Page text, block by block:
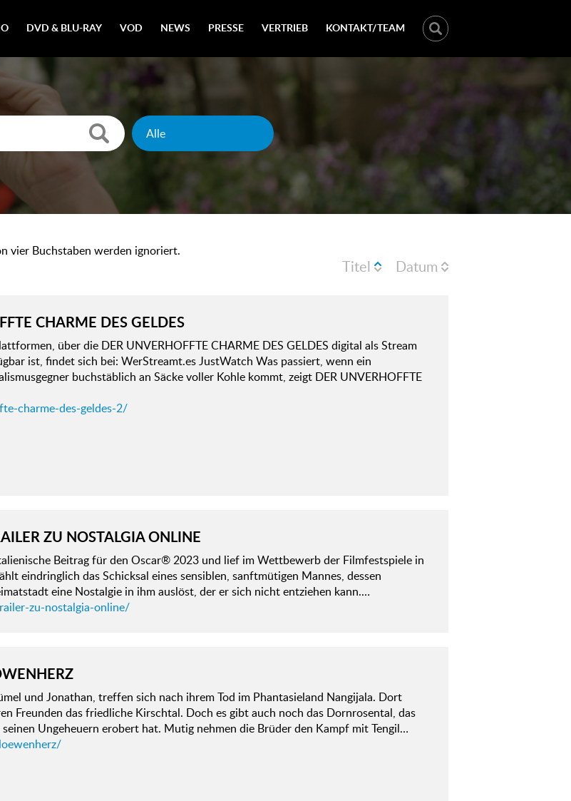
DVD & BLU-RAY VOD NEWS PRESSE VERTRIEB KONTAKT/TEAM
vier Buchstaben werden ignoriert.
Titel Datum
CHARME DES GELDES
über die DER UNVERHOFFTE CHARME DES GELDES digital als Stream
ist, findet sich bei: WerStreamt.es JustWatch Was passiert, wenn ein
buchstäblich an Säcke voller Kohle kommt, zeigt DER UNVERHOFFTE
charme-des-geldes-2/
ZU NOSTALGIA ONLINE
Beitrag für den Oscar® 2023 und lief im Wettbewerb der Filmfestspiele in
eindringlich das Schicksal eines sensiblen, sanftmütigen Mannes, dessen
eine Nostalgie in ihm auslöst, der er sich nicht entziehen kann.…
zu-nostalgia-online/
und Jonathan, treffen sich nach ihrem Tod im Phantasieland Nangijala. Dort
Freunden das friedliche Kirschtal. Doch es gibt auch noch das Dornrosental, das
Ungeheuern erobert hat. Mutig nehmen die Brüder den Kampf mit Tengil…